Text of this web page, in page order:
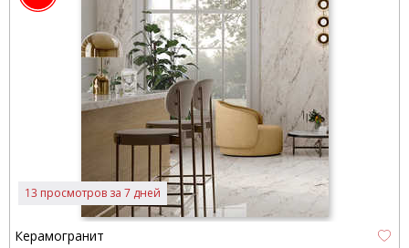
13 просмотров за 7 дней
Керамогранит